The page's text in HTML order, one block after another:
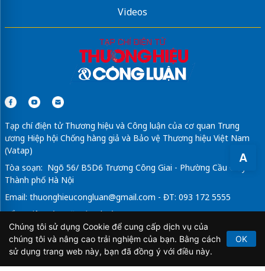
A
Videos
Tạp chí điện tử Thương hiệu và Công luận của cơ quan Trung
ương Hiệp hội Chống hàng giả và Bảo vệ Thương hiệu Việt Nam
(Vatap)
Tòa soạn: Ngõ 56/ B5D6 Trương Công Giai - Phường Cầu Giấy -
Thành phố Hà Nội
Email: thuonghieucongluan@gmail.com - ĐT: 093 172 5555
Tổng Biên Tập: Vũ Đức Thuận
Giấy phép hoạt động báo chí điện tử số 64/GP-BTTTT do Bộ
Thông tin và Truyền thông cấp ngày 21/2/2020.
Chúng tôi sử dụng Cookie để cung cấp dịch vụ của
chúng tôi và nâng cao trải nghiệm của bạn. Bằng cách
sử dụng trang web này, bạn đã đồng ý với điều này.
OK